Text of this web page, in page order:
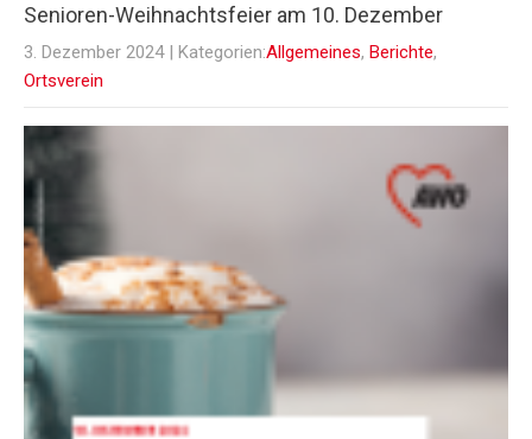
Senioren-Weihnachtsfeier am 10. Dezember
3. Dezember 2024 | Kategorien:Allgemeines, Berichte,
Ortsverein